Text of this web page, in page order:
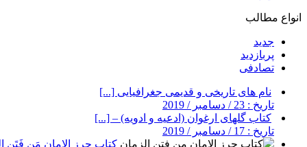
انواع مطالب
جدید
پربازدید
تصادفی
نام های تاریخی و قدیمی جغرافیایی [...]
تاریخ : 23 / دسامبر / 2019
کتاب گلهای ارغوان (ادعیه و ادویه) – [...]
تاریخ : 17 / دسامبر / 2019
کتاب حرز الامان مَن فَتَنِ